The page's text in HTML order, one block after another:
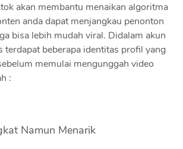
akan membantu menaikan algoritma
anda dapat menjangkau penonton
bisa lebih mudah viral. Didalam akun
terdapat beberapa identitas profil yang
memulai mengunggah video
:
Namun Menarik